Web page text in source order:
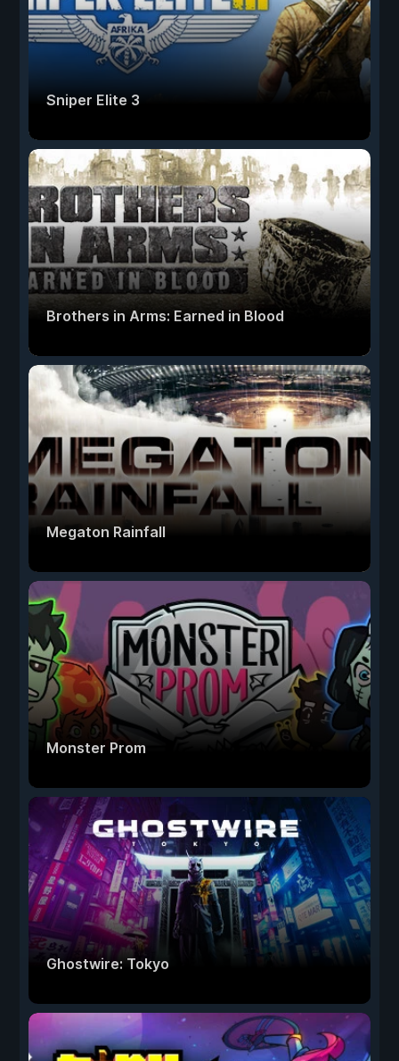
Sniper Elite 3
Brothers in Arms: Earned in Blood
Megaton Rainfall
Monster Prom
Ghostwire: Tokyo